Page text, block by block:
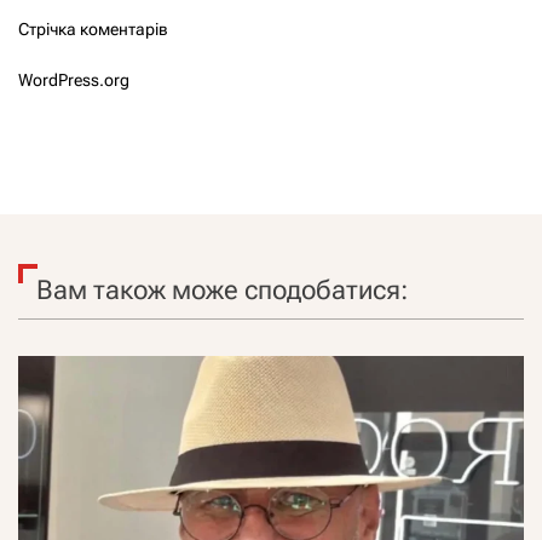
Стрічка коментарів
WordPress.org
Вам також може сподобатися: